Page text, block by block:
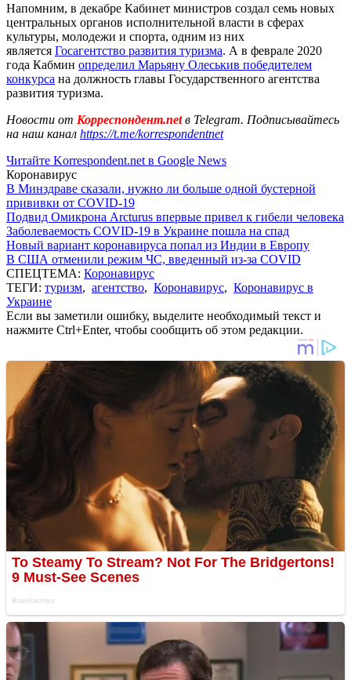
Напомним, в декабре Кабинет министров создал семь новых
центральных органов исполнительной власти в сферах
культуры, молодежи и спорта, одним из них
является Госагентство развития туризма. А в феврале 2020
года Кабмин определил Марьяну Олеськив победителем
конкурса на должность главы Государственного агентства
развития туризма.
Новости от Корреспондент.netв Telegram. Подписывайтесь
на наш канал https://t.me/korrespondentnet
Читайте Korrespondent.net в Google News
Коронавирус
В Минздраве сказали, нужно ли больше одной бустерной
прививки от COVID-19
Подвид Омикрона Arcturus впервые привел к гибели человека
Заболеваемость COVID-19 в Украине пошла на спад
Новый вариант коронавируса попал из Индии в Европу
В США отменили режим ЧС, введенный из-за COVID
СПЕЦТЕМА: Коронавирус
ТЕГИ: туризм, агентство, Коронавирус, Коронавирус в
Украине
Если вы заметили ошибку, выделите необходимый текст и
нажмите Ctrl+Enter, чтобы сообщить об этом редакции.